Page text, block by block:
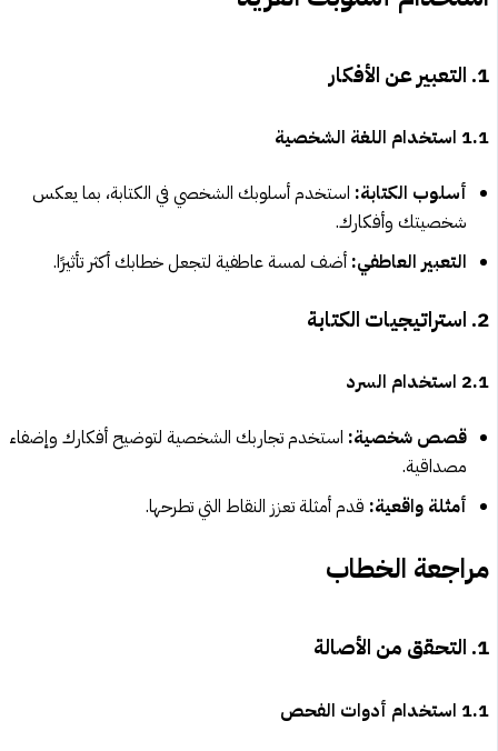
1. التعبير عن الأفكار
1.1 استخدام اللغة الشخصية
أسلوب الكتابة: استخدم أسلوبك الشخصي في الكتابة، بما يعكس
شخصيتك وأفكارك.
التعبير العاطفي: أضف لمسة عاطفية لتجعل خطابك أكثر تأثيرًا.
2. استراتيجيات الكتابة
2.1 استخدام السرد
قصص شخصية: استخدم تجاربك الشخصية لتوضيح أفكارك وإضفاء
مصداقية.
أمثلة واقعية: قدم أمثلة تعزز النقاط التي تطرحها.
مراجعة الخطاب
1. التحقق من الأصالة
1.1 استخدام أدوات الفحص